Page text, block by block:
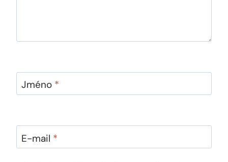
Jméno *
E-mail *